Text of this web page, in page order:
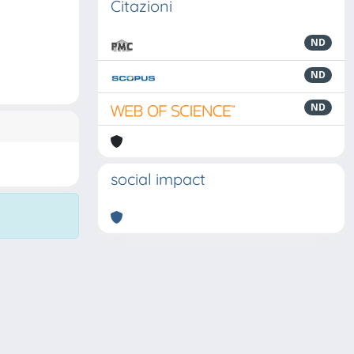
Citazioni
ND
ND
ND
social impact